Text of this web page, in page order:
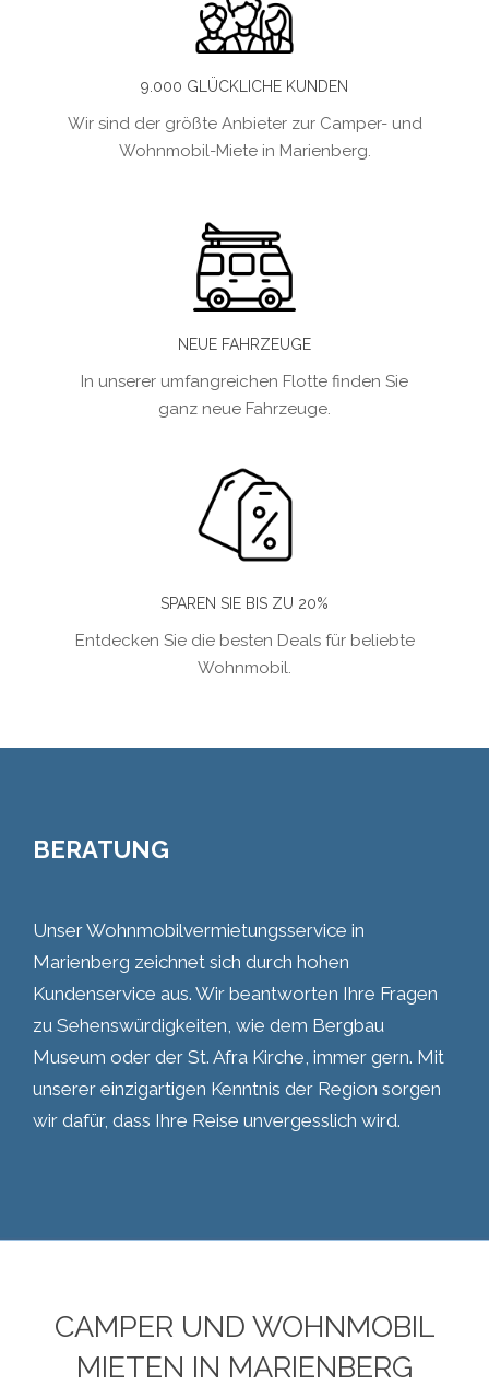
9.000 GLÜCKLICHE KUNDEN
Wir sind der größte Anbieter zur Camper- und
Wohnmobil-Miete in Marienberg.
NEUE FAHRZEUGE
In unserer umfangreichen Flotte finden Sie
ganz neue Fahrzeuge.
SPAREN SIE BIS ZU 20%
Entdecken Sie die besten Deals für beliebte
Wohnmobil.
BERATUNG
Unser Wohnmobilvermietungsservice in
Marienberg zeichnet sich durch hohen
Kundenservice aus. Wir beantworten Ihre Fragen
zu Sehenswürdigkeiten, wie dem Bergbau
Museum oder der St. Afra Kirche, immer gern. Mit
unserer einzigartigen Kenntnis der Region sorgen
wir dafür, dass Ihre Reise unvergesslich wird.
CAMPER UND WOHNMOBIL
MIETEN IN MARIENBERG